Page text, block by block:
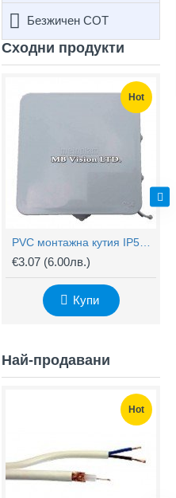
Безжичен СОТ
Сходни продукти
Hot
€3.07 (6.00лв.)
Купи
Най-продавани
Hot